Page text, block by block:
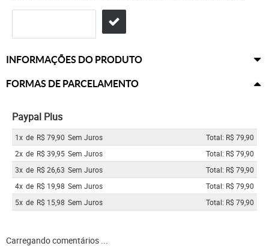
INFORMAÇÕES DO PRODUTO
FORMAS DE PARCELAMENTO
Paypal Plus
1x de R$ 79,90 Sem Juros
Total: R$ 79,90
2x de R$ 39,95 Sem Juros
Total: R$ 79,90
3x de R$ 26,63 Sem Juros
Total: R$ 79,90
4x de R$ 19,98 Sem Juros
Total: R$ 79,90
5x de R$ 15,98 Sem Juros Total: R$ 79,90
Carregando comentários ...